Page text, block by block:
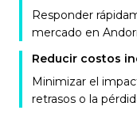
Responder
mercado en
Reducir costos
Minimizar el
retrasos o la